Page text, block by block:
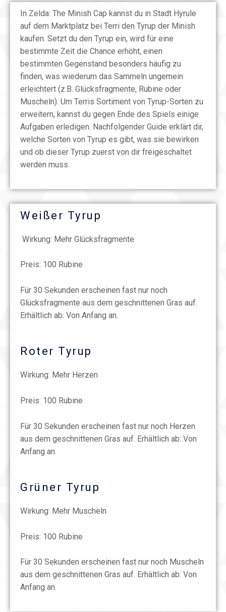
In Zelda: The Minish Cap kannst du in Stadt Hyrule
auf dem Marktplatz bei Terri den Tyrup der Minish
kaufen. Setzt du den Tyrup ein, wird für eine
bestimmte Zeit die Chance erhöht, einen
bestimmten Gegenstand besonders häufig zu
finden, was wiederum das Sammeln ungemein
erleichtert (z.B. Glücksfragmente, Rubine oder
Muscheln). Um Terris Sortiment von Tyrup-Sorten zu
erweitern, kannst du gegen Ende des Spiels einige
Aufgaben erledigen. Nachfolgender Guide erklärt dir,
welche Sorten von Tyrup es gibt, was sie bewirken
und ob dieser Tyrup zuerst von dir freigeschaltet
werden muss.
Weißer Tyrup
Wirkung: Mehr Glücksfragmente
Preis: 100 Rubine
Für 30 Sekunden erscheinen fast nur noch
Glücksfragmente aus dem geschnittenen Gras auf.
Erhältlich ab: Von Anfang an.
Roter Tyrup
Wirkung: Mehr Herzen
Preis: 100 Rubine
Für 30 Sekunden erscheinen fast nur noch Herzen
aus dem geschnittenen Gras auf. Erhältlich ab: Von
Anfang an.
Grüner Tyrup
Wirkung: Mehr Muscheln
Preis: 100 Rubine
Für 30 Sekunden erscheinen fast nur noch Muscheln
aus dem geschnittenen Gras auf. Erhältlich ab: Von
Anfang an.